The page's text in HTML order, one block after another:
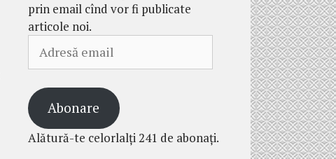
prin email cînd vor fi publicate
articole noi.
email
Abonare
Alătură-te celorlalți 241 de abonați.